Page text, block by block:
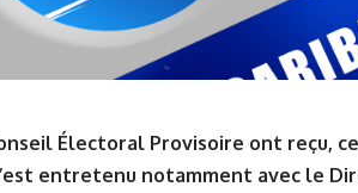
Électoral Provisoire ont reçu,
entretenu notamment avec le